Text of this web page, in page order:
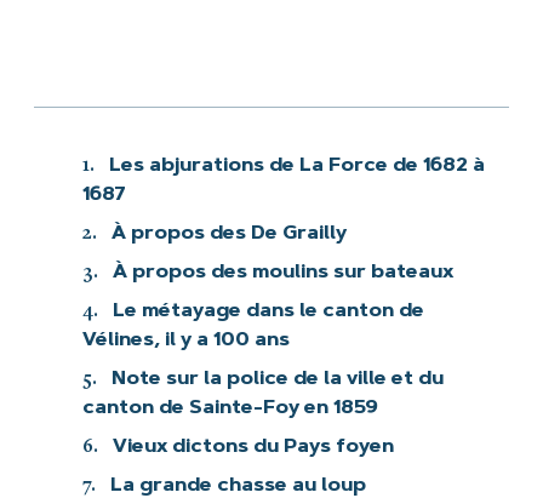
1.
Les abjurations de La Force de 1682 à
1687
2.
À propos des De Grailly
3.
À propos des moulins sur bateaux
4.
Le métayage dans le canton de
Vélines, il y a 100 ans
5.
Note sur la police de la ville et du
canton de Sainte-Foy en 1859
6.
Vieux dictons du Pays foyen
7.
La grande chasse au loup